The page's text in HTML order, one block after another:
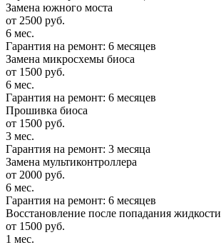
Замена южного моста
от 2500 руб.
6 мес.
Гарантия на ремонт: 6 месяцев
Замена микросхемы биоса
от 1500 руб.
6 мес.
Гарантия на ремонт: 6 месяцев
Прошивка биоса
от 1500 руб.
3 мес.
Гарантия на ремонт: 3 месяца
Замена мультиконтроллера
от 2000 руб.
6 мес.
Гарантия на ремонт: 6 месяцев
Восстановление после попадания жидкости
от 1500 руб.
1 мес.